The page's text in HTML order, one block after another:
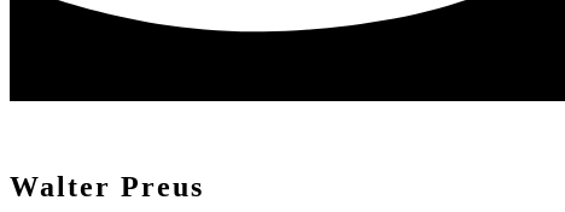
Walter Preus